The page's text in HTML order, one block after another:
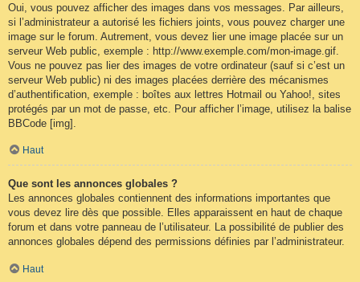
Oui, vous pouvez afficher des images dans vos messages. Par ailleurs,
si l’administrateur a autorisé les fichiers joints, vous pouvez charger une
image sur le forum. Autrement, vous devez lier une image placée sur un
serveur Web public, exemple : http://www.exemple.com/mon-image.gif.
Vous ne pouvez pas lier des images de votre ordinateur (sauf si c’est un
serveur Web public) ni des images placées derrière des mécanismes
d’authentification, exemple : boîtes aux lettres Hotmail ou Yahoo!, sites
protégés par un mot de passe, etc. Pour afficher l’image, utilisez la balise
BBCode [img].
Haut
Que sont les annonces globales ?
Les annonces globales contiennent des informations importantes que
vous devez lire dès que possible. Elles apparaissent en haut de chaque
forum et dans votre panneau de l’utilisateur. La possibilité de publier des
annonces globales dépend des permissions définies par l’administrateur.
Haut